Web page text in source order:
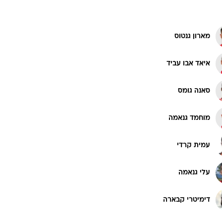
מארון גנטוס
איאד אבו עביד
סאנה גומס
מוחמד גנאמה
עמית קרדי
עלי גנאמה
דימיטרי קבארה